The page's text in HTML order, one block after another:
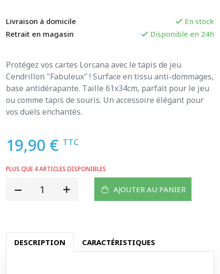
Livraison à domicile
En stock
Retrait en magasin
Disponible en 24h
Protégez vos cartes Lorcana avec le tapis de jeu
Cendrillon "Fabuleux" ! Surface en tissu anti-dommages,
base antidérapante. Taille 61x34cm, parfait pour le jeu
ou comme tapis de souris. Un accessoire élégant pour
vos duels enchantés.
19,90 € TTC
PLUS QUE 4 ARTICLES DISPONIBLES
AJOUTER AU PANIER
DESCRIPTION CARACTÉRISTIQUES